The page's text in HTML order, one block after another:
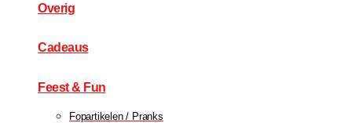
Overig
Cadeaus
Feest & Fun
Fopartikelen / Pranks